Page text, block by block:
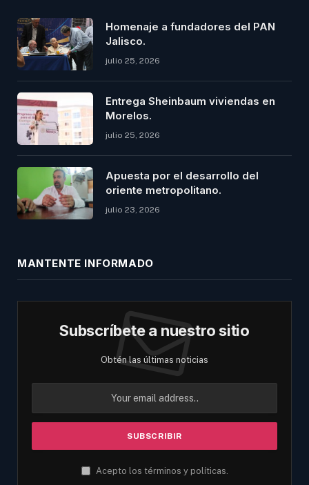
Homenaje a fundadores del PAN
Jalisco.
julio 25, 2026
Entrega Sheinbaum viviendas en
Morelos.
julio 25, 2026
Apuesta por el desarrollo del
oriente metropolitano.
julio 23, 2026
MANTENTE INFORMADO
Subscríbete a nuestro sitio
Obtén las últimas noticias
Acepto los términos y políticas.